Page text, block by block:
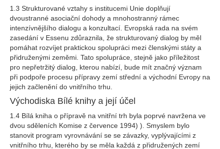
1.3 Strukturované vztahy s institucemi Unie doplňují
dvoustranné asociační dohody a mnohostranný rámec
intenzívnějšího dialogu a konzultací. Evropská rada na svém
zasedání v Essenu zdůraznila, že strukturovaný dialog by měl
pomáhat rozvíjet praktickou spolupráci mezi členskými státy a
přidruženými zeměmi. Tato spolupráce, stejně jako příležitost
pro nepřetržitý dialog, kterou nabízí, bude mít značný význam
při podpoře procesu přípravy zemí střední a východní Evropy na
jejich začlenění do vnitřního trhu.
Východiska Bílé knihy a její účel
1.4 Bílá kniha o přípravě na vnitřní trh byla poprvé navržena ve
dvou sděleních Komise z července 1994) ). Smyslem bylo
stanovit program vyrovnávání se se závazky, vyplývajícími z
vnitřního trhu, kterého by se měla každá z přidružených zemí